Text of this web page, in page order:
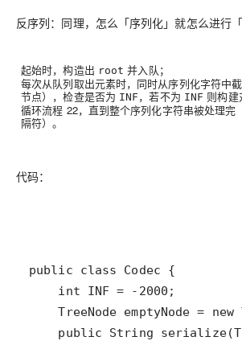
反序列：同理，怎么「序列化」就怎么进行
起始时，构造出 root 并入队；
每次从队列取出元素时，同时从序列化字符中
节点），检查是否为 INF ，若不为 INF 则构建
循环流程 22，直到整个序列化字符串被处理完
隔符）。
代码：